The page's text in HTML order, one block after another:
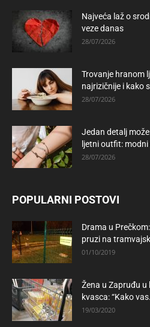
Najveća laž o
veze danas
28/07/2026
Trovanje hranom
najrizičnije i kako
28/07/2026
Jedan detalj
ljetni outfit:
28/07/2026
POPULARNI POSTOVI
Drama u
pruzi na
01/10/2019
Žena u Zapruđu
kvasca: “Kako
19/03/2020